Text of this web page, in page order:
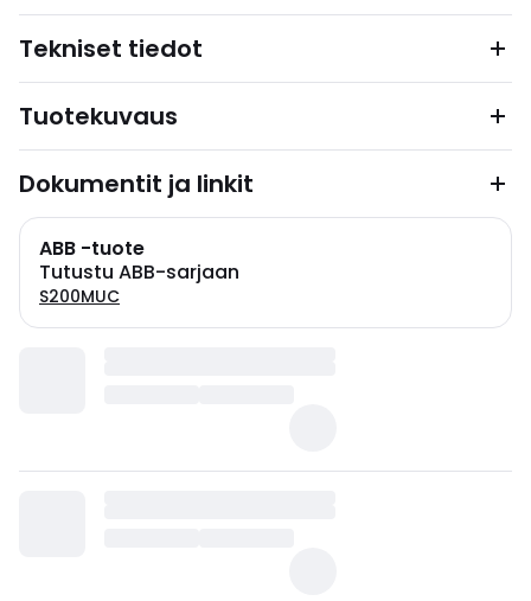
Tekniset tiedot
Tuotekuvaus
Dokumentit ja linkit
ABB -tuote
Tutustu ABB-sarjaan
S200MUC